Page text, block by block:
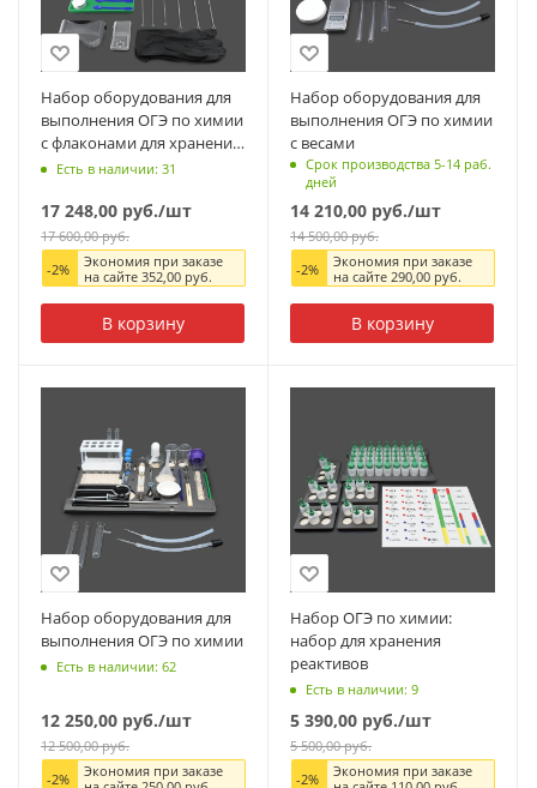
Набор оборудования для
выполнения ОГЭ по химии
с флаконами для хранения
реактивов
Есть в наличии: 31
17 248,00 руб./шт
17 600,00руб.
-2%
Экономия при заказе
на сайте 352,00руб.
В корзину
Набор оборудования для
выполнения ОГЭ по химии
с весами
Срок производства 5-14 раб.
дней
14 210,00 руб./шт
14 500,00руб.
-2%
Экономия при заказе
на сайте 290,00руб.
В корзину
Набор оборудования для
выполнения ОГЭ по химии
Есть в наличии: 62
12 250,00 руб./шт
12 500,00руб.
-2%
Экономия при заказе
Набор ОГЭ по химии:
набор для хранения
реактивов
Есть в наличии: 9
5 390,00 руб./шт
5 500,00руб.
-2%
Экономия при заказе